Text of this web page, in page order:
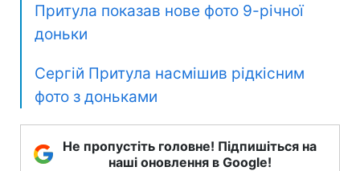
Притула показав нове фото 9-річної
доньки
Сергій Притула насмішив рідкісним
фото з доньками
Не пропустіть головне! Підпишіться на
наші оновлення в Google!